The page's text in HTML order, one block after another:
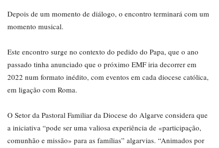
Depois de um momento de diálogo, o encontro terminará com um
momento musical.
Este encontro surge no contexto do pedido do Papa, que o ano
passado tinha anunciado que o próximo EMF iria decorrer em
2022 num formato inédito, com eventos em cada diocese católica,
em ligação com Roma.
O Setor da Pastoral Familiar da Diocese do Algarve considera que
a iniciativa “pode ser uma valiosa experiência de «participação,
comunhão e missão» para as famílias” algarvias. “Animados por